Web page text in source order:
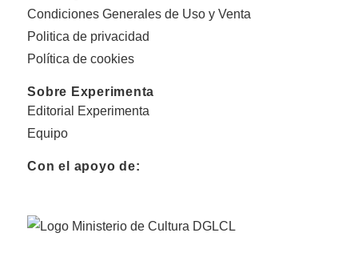
Condiciones Generales de Uso y Venta
Politica de privacidad
Política de cookies
Sobre Experimenta
Editorial Experimenta
Equipo
Con el apoyo de: